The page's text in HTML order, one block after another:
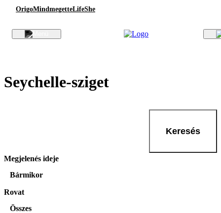
OrigoMindmegetteLifeShe
Seychelle-sziget
Keresés
Megjelenés ideje
Bármikor
Rovat
Összes